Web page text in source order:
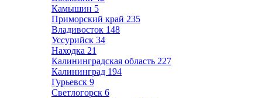
Камышин 5
Приморский край 235
Владивосток 148
Уссурийск 34
Находка 21
Калининградская область 227
Калининград 194
Гурьевск 9
Светлогорск 6